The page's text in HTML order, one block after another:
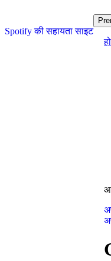
Spotify की सहायता साइट